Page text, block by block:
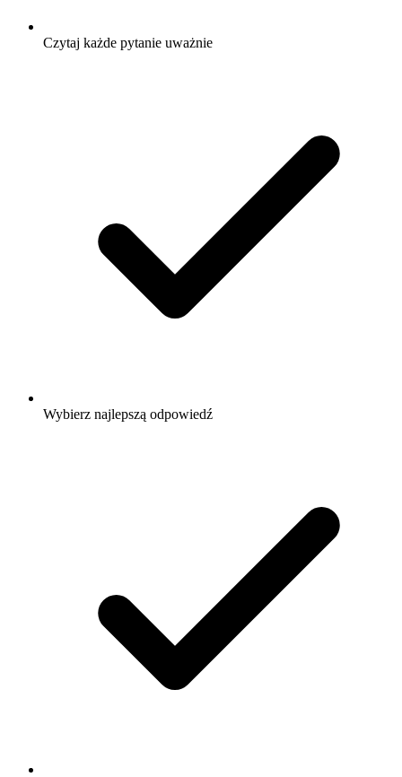
Czytaj każde pytanie uważnie
Wybierz najlepszą odpowiedź